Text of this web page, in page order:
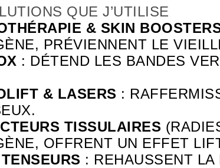
QUE J’UTILISE
& SKIN
PRÉVIENNENT LE
: DÉTEND LES BANDES
& LASERS :
TISSULAIRES
OFFRENT UN EFFET
: REHAUSSENT